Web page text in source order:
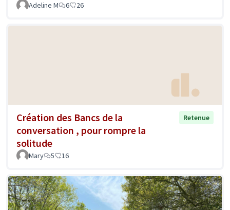
Adeline M 6 26
Création des Bancs de la
conversation , pour rompre la
solitude
Retenue
Mary 5 16